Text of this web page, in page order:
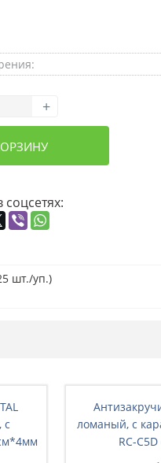
+
соцсетях:
шт./уп.)
с
ломаный, с
RC-